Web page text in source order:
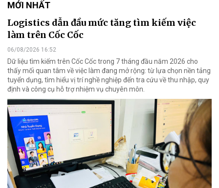
MỚI NHẤT
Logistics dẫn đầu mức tăng tìm kiếm việc
làm trên Cốc Cốc
06/08/2026 16:52
Dữ liệu tìm kiếm trên Cốc Cốc trong 7 tháng đầu năm 2026 cho
thấy mối quan tâm về việc làm đang mở rộng: từ lựa chọn nền tảng
tuyển dụng, tìm hiểu vị trí nghề nghiệp đến tra cứu về thu nhập, quy
định và công cụ hỗ trợ nhiệm vụ chuyên môn.